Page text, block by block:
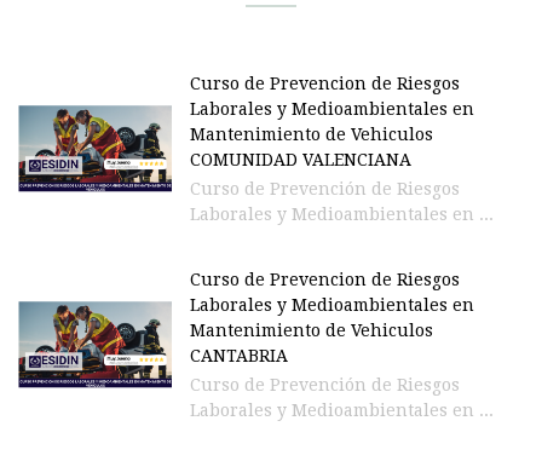
Curso de Prevencion de Riesgos
Laborales y Medioambientales en
Mantenimiento de Vehiculos
COMUNIDAD VALENCIANA
Curso de Prevención de Riesgos
Laborales y Medioambientales en ...
Curso de Prevencion de Riesgos
Laborales y Medioambientales en
Mantenimiento de Vehiculos
CANTABRIA
Curso de Prevención de Riesgos
Laborales y Medioambientales en ...